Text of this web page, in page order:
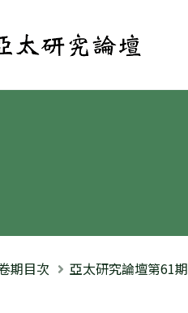
究論壇
期目次 亞太研究論壇第61期